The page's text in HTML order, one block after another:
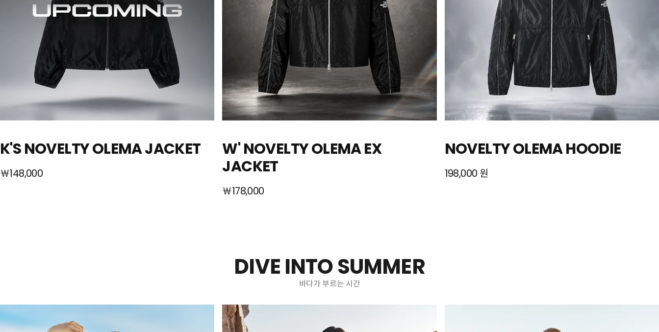
K'S NOVELTY OLEMA JACKET
￦148,000
W' NOVELTY OLEMA EX
JACKET
￦178,000
NOVELTY OLEMA HOODIE
198,000 원
DIVE INTO SUMMER
바다가 부르는 시간